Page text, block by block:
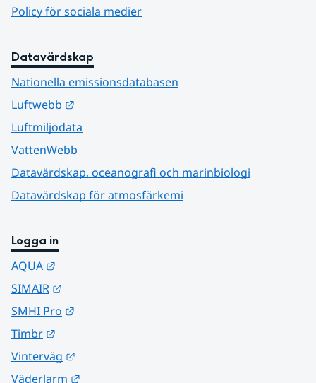
Policy för sociala medier
Datavärdskap
Nationella emissionsdatabasen
Luftwebb
Luftmiljödata
VattenWebb
Datavärdskap, oceanografi och marinbiologi
Datavärdskap för atmosfärkemi
Logga in
AQUA
SIMAIR
SMHI Pro
Timbr
Vinterväg
Väderlarm